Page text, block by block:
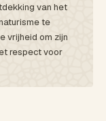
van het
te
vrijheid om zijn
respect voor